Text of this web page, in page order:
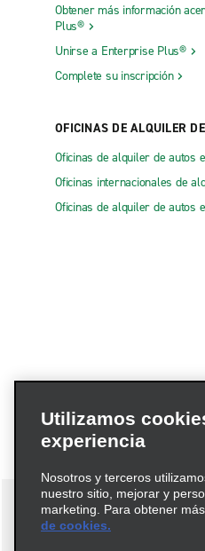
Obtener más información
Plus®
Unirse a Enterprise Plus®
Complete su inscripción
OFICINAS DE ALQUILER
Oficinas de alquiler de autos
Oficinas internacionales de
Oficinas de alquiler de autos
Utilizamos
experiencia
Nosotros y terceros
nuestro sitio, mejorar y
marketing. Para obtener
de cookies.